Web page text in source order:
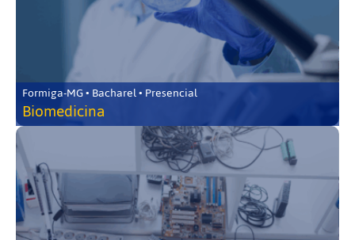
Formiga-MG • Bacharel • Presencial
Biomedicina